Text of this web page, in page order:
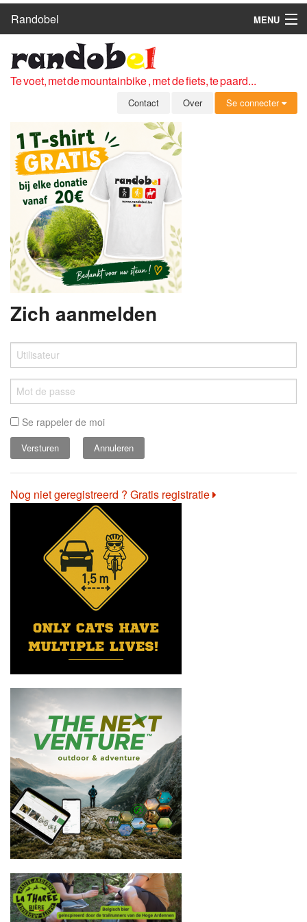
Randobel
MENU
ROUTES
CLUBS
OVER
LEDEN
ZICH AANMELDEN
GRATIS REGISTRATIE
WACHTWOORD VERGETEN
Te voet, met de mountainbike , met de fiets, te paard...
Contact Over Se connecter
Zich aanmelden
Se rappeler de moi
Annuleren
Nog niet geregistreerd ? Gratis registratie